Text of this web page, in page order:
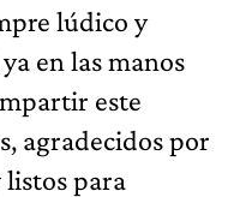
lúdico y
en las manos
este
agradecidos por
para